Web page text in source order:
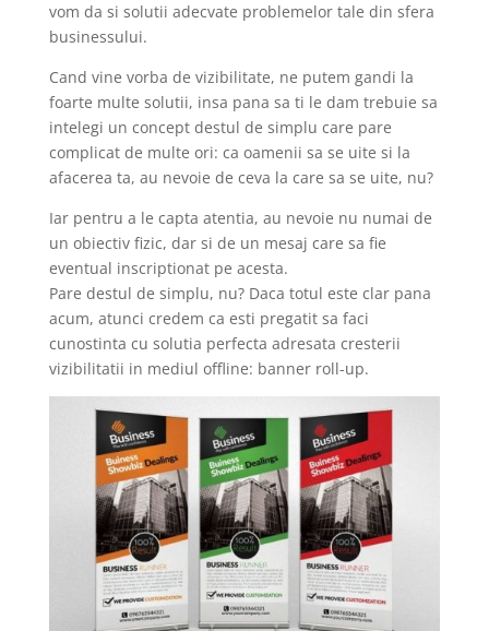
vom da si solutii adecvate problemelor tale din sfera
businessului.
Cand vine vorba de vizibilitate, ne putem gandi la
foarte multe solutii, insa pana sa ti le dam trebuie sa
intelegi un concept destul de simplu care pare
complicat de multe ori: ca oamenii sa se uite si la
afacerea ta, au nevoie de ceva la care sa se uite, nu?
Iar pentru a le capta atentia, au nevoie nu numai de
un obiectiv fizic, dar si de un mesaj care sa fie
eventual inscriptionat pe acesta.
Pare destul de simplu, nu? Daca totul este clar pana
acum, atunci credem ca esti pregatit sa faci
cunostinta cu solutia perfecta adresata cresterii
vizibilitatii in mediul offline: banner roll-up.